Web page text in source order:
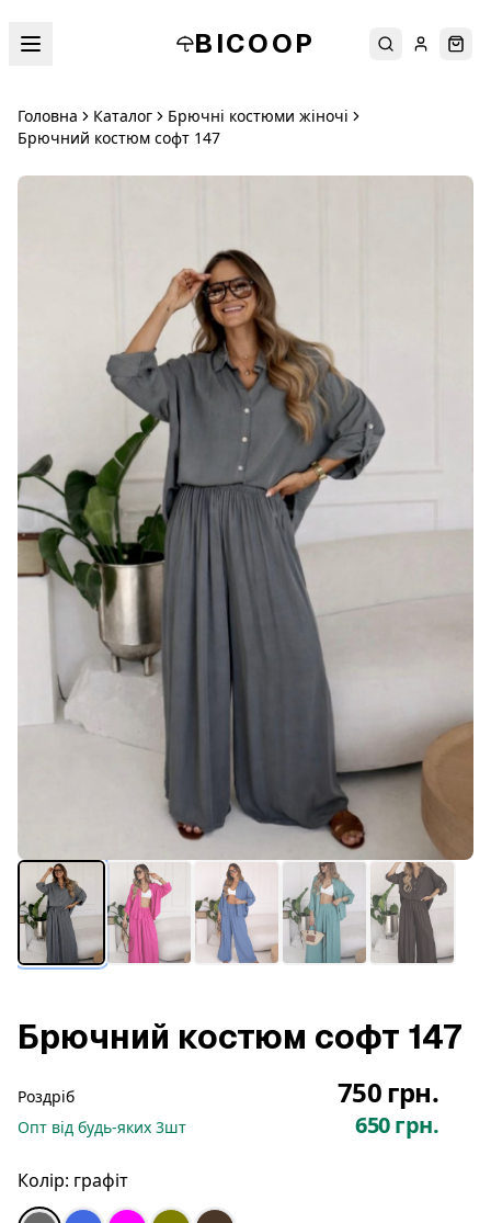
BICOOP ПошукУвійти
Головна Каталог
Брючні костюми жіночі
Брючний костюм софт 147
Брючний костюм софт 147
Роздріб 750 грн.
Опт від будь-яких 3шт 650 грн.
Колір: графіт